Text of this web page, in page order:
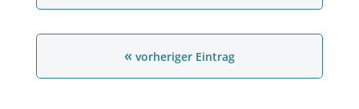
« vorheriger Eintrag